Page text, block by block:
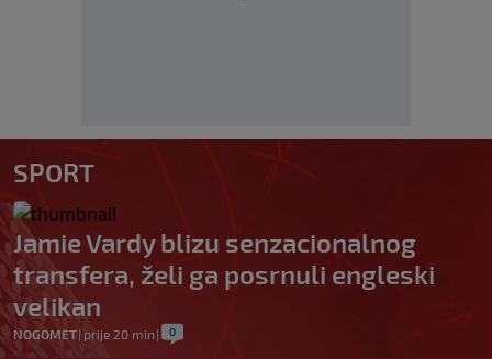
SPORT
Jamie Vardy blizu senzacionalnog
transfera, želi ga posrnuli engleski
velikan
NOGOMET| prije 20 min | 0